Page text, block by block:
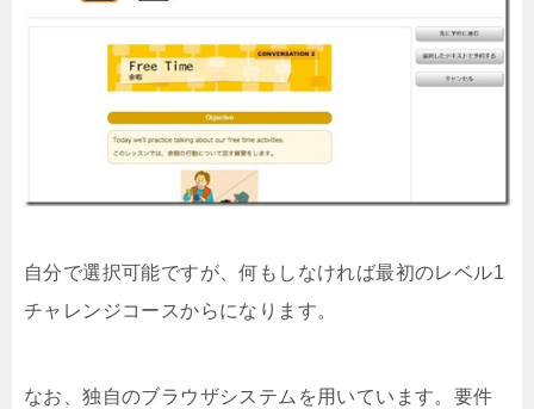
自分で選択可能ですが、何もしなければ最初のレベル1
チャレンジコースからになります。
なお、独自のブラウザシステムを用いています。要件